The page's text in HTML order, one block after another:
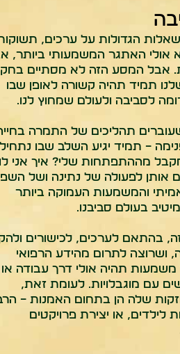
הגדולות על ערכים,
אולי האתגר המשמעותי ביותר,
אבל המסע הזה לא מסתיים
תמיד תהיה קשורה לאופן שבו
לסביבה ולעולם שמחוץ לנו.
תהליכים של התמרה
– תמיד יגיע השלב שבו נתחיל
מההתפתחות שלי? איך אני
אותן לפעולה של נתינה ושל
והמשמעות העמוקה ביותר
בעולם סביבנו.
בהתאם לערכים, לכישורים
ושרוצה לתרום מהידע הרפואי
משמעות תהיה אולי דרך עבודה או
עם מוגבלויות. לעומת זאת,
שלה הן בתחום האמנות –
או יצירת פרויקטים